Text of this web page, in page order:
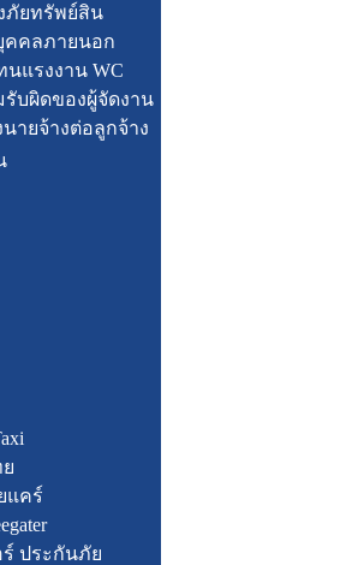
ภัยทรัพย์สิน
คคลภายนอก
แรงงาน WC
บผิดของผู้จัดงาน
ายจ้างต่อลูกจ้าง
แคร์
ร์ ประกันภัย